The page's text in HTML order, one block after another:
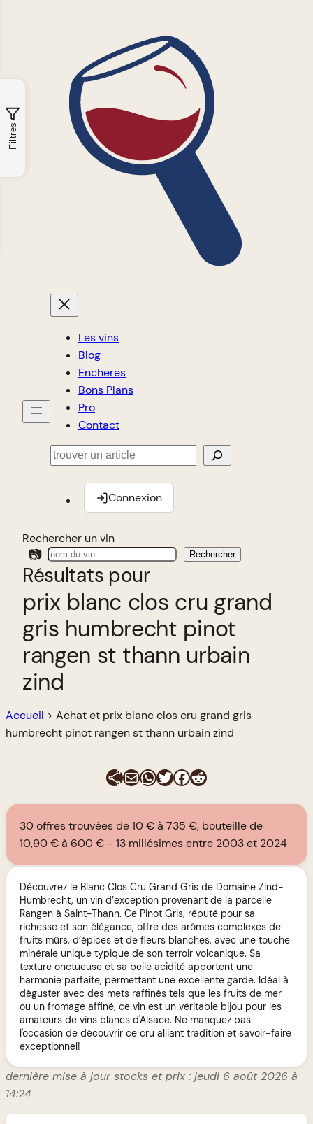
Les vins
Blog
Encheres
Bons Plans
Pro
Contact
Rechercher
Connexion
Rechercher un vin
📷 Rechercher
Résultats pour
prix blanc clos cru grand
gris humbrecht pinot
rangen st thann urbain
zind
Accueil > Achat et prix blanc clos cru grand gris
humbrecht pinot rangen st thann urbain zind
E-mailWhatsApp
Twitter
Facebook
Reddit
30 offres trouvées de 10 € à 735 €, bouteille de
10,90 € à 600 €
13 millésimes entre 2003 et 2024
Découvrez le Blanc Clos Cru Grand Gris de Domaine Zind-
Humbrecht, un vin d’exception provenant de la parcelle
Rangen à Saint-Thann. Ce Pinot Gris, réputé pour sa
richesse et son élégance, offre des arômes complexes de
fruits mûrs, d’épices et de fleurs blanches, avec une touche
minérale unique typique de son terroir volcanique. Sa
texture onctueuse et sa belle acidité apportent une
harmonie parfaite, permettant une excellente garde. Idéal à
déguster avec des mets raffinés tels que les fruits de mer
ou un fromage affiné, ce vin est un véritable bijou pour les
amateurs de vins blancs d'Alsace. Ne manquez pas
l'occasion de découvrir ce cru alliant tradition et savoir-faire
exceptionnel!
dernière mise à jour stocks et prix : jeudi 6 août 2026 à
14:24
Filtres